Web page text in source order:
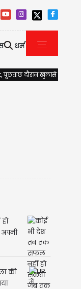
धर्म
दौरान खुलासे होने की
की